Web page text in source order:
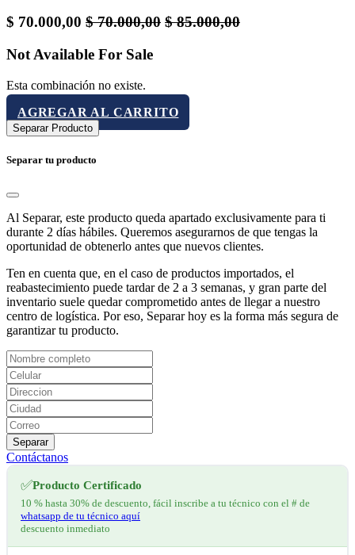
$ 70.000,00 $70.000,00 $85.000,00
Not Available For Sale
Esta combinación no existe.
AGREGAR AL CARRITO
Separar Producto
Separar tu producto
Al Separar, este producto queda apartado exclusivamente para ti
durante 2 días hábiles. Queremos asegurarnos de que tengas la
oportunidad de obtenerlo antes que nuevos clientes.
Ten en cuenta que, en el caso de productos importados, el
reabastecimiento puede tardar de 2 a 3 semanas, y gran parte del
inventario suele quedar comprometido antes de llegar a nuestro
centro de logística. Por eso, Separar hoy es la forma más segura de
garantizar tu producto.
Separar
Contáctanos
✅Producto Certificado
10 % hasta 30% de descuento, fácil inscribe a tu técnico con el # de
whatsapp de tu técnico aquí
descuento inmediato